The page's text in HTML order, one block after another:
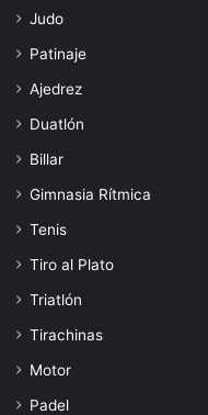
Judo
Patinaje
Ajedrez
Duatlón
Billar
Gimnasia Rítmica
Tenis
Tiro al Plato
Triatlón
Tirachinas
Motor
Padel